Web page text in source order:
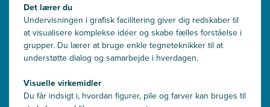
Det lærer du
Undervisningen i grafisk facilitering giver dig redskaber til
at visualisere komplekse idéer og skabe fælles forståelse i
grupper. Du lærer at bruge enkle tegneteknikker til at
understøtte dialog og samarbejde i hverdagen.
Visuelle virkemidler
Du får indsigt i, hvordan figurer, pile og farver kan bruges til